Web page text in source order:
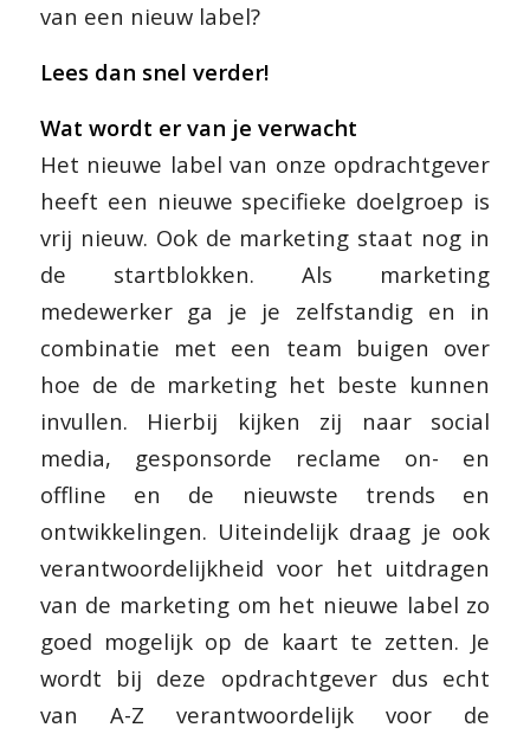
van een nieuw label?
Lees dan snel verder!
Wat wordt er van je verwacht
Het nieuwe label van onze opdrachtgever
heeft een nieuwe specifieke doelgroep is
vrij nieuw. Ook de marketing staat nog in
de startblokken. Als marketing
medewerker ga je je zelfstandig en in
combinatie met een team buigen over
hoe de de marketing het beste kunnen
invullen. Hierbij kijken zij naar social
media, gesponsorde reclame on- en
offline en de nieuwste trends en
ontwikkelingen. Uiteindelijk draag je ook
verantwoordelijkheid voor het uitdragen
van de marketing om het nieuwe label zo
goed mogelijk op de kaart te zetten. Je
wordt bij deze opdrachtgever dus echt
van A-Z verantwoordelijk voor de